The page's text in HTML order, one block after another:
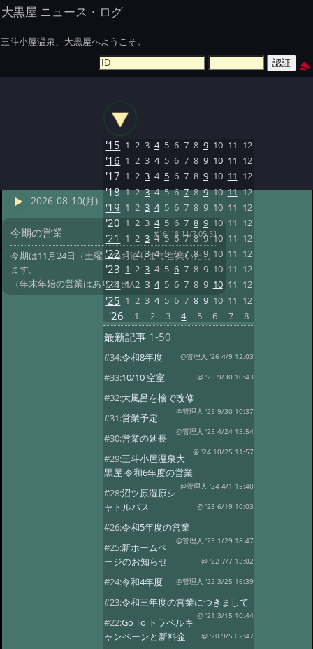
大黒屋 ニュース・ログ
三斗小屋温泉、大黒屋へようこそ。
2026-08-10(月)
今期の営業 #16 '18 11/7 05:51
今期は11月24日（土曜）のお泊りまで営業いたし
ます。
（年末年始の営業はありません。）
'15 1 2 3 4 5 6 7 8 9 10 11 12
'16 1 2 3 4 5 6 7 8 9 10 11 12
'17 1 2 3 4 5 6 7 8 9 10 11 12
'18 1 2 3 4 5 6 7 8 9 10 11 12
'19 1 2 3 4 5 6 7 8 9 10 11 12
'20 1 2 3 4 5 6 7 8 9 10 11 12
'21 1 2 3 4 5 6 7 8 9 10 11 12
'22 1 2 3 4 5 6 7 8 9 10 11 12
'23 1 2 3 4 5 6 7 8 9 10 11 12
'24 1 2 3 4 5 6 7 8 9 10 11 12
'25 1 2 3 4 5 6 7 8 9 10 11 12
'26 1 2 3 4 5 6 7 8
最新記事 1-50
#34:令和8年度 @管理人 '26 4/9 12:03
#33:10/10 空室 @ '25 9/30 10:43
#32:大風呂を檜で改修
@管理人 '25 9/30 10:37
#31:営業予定
@管理人 '25 4/24 13:54
#30:営業の延長
@ '24 10/25 11:57
#29:三斗小屋温泉大
黒屋 令和6年度の営業
@管理人 '24 4/1 15:40
#28:沼ツ原湿原シ
ャトルバス
@ '23 6/19 10:03
#26:令和5年度の営業
@管理人 '23 1/29 18:47
#25:新ホームペ
ージのお知らせ
@ '22 7/7 13:02
#24:令和4年度 @管理人 '22 3/25 16:39
#23:令和三年度の営業につきまして
@ '21 3/15 10:44
#22:Go To トラベルキ
ャンペーンと新料金
@ '20 9/5 02:47